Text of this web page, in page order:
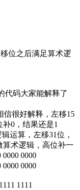
位之后满足算术逻
代码大家能解释了
信很好解释，左移15
0，结果还是1
运算，左移31位，
算术逻辑，高位补一
0000
0000
1111